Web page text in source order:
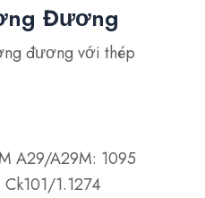
Đương
đương với thép
A29/A29M: 1095
1.1274